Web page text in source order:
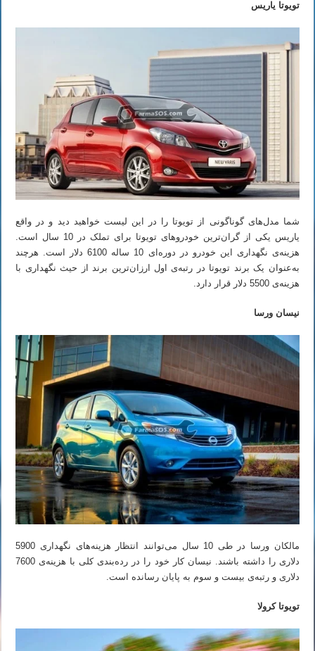
تویوتا یاریس
شما مدل‌های گوناگونی از تویوتا را در این لیست خواهید دید و در واقع
یاریس یکی از گران‌ترین خودروهای تویوتا برای تملک در 10 سال است.
هزینه‌ی نگهداری این خودرو در دوره‌ای 10 ساله 6100 دلار است. هرچند
به‌عنوان یک برند تویوتا در رتبه‌ی اول ارزان‌ترین برند از حیث نگهداری با
هزینه‌ی 5500 دلار قرار دارد.
نیسان ورسا
مالکان ورسا در طی 10 سال می‌توانند انتظار هزینه‌های نگهداری 5900
دلاری را داشته باشند. نیسان کار خود را در رده‌بندی کلی با هزینه‌ی 7600
دلاری و رتبه‌ی بیست و سوم به پایان رسانده است.
تویوتا کرولا